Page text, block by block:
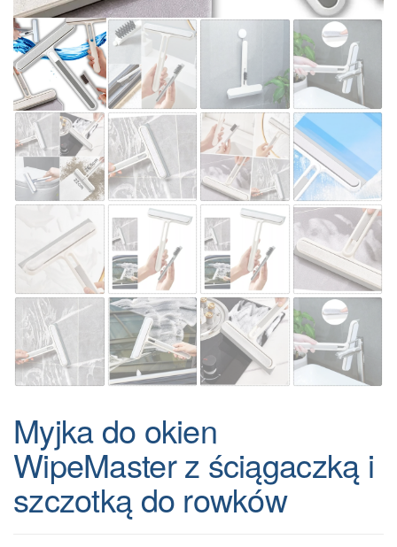
Myjka do okien
WipeMaster z ściągaczką i
szczotką do rowków